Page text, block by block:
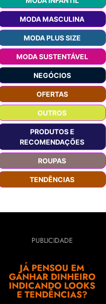
MODA MASCULINA
MODA PLUS SIZE
MODA SUSTENTÁVEL
NEGÓCIOS
OFERTAS
OUTROS
PRODUTOS E
RECOMENDAÇÕES
ROUPAS
TENDÊNCIAS
PUBLICIDADE
JÁ PENSOU EM
GANHAR DINHEIRO
INDICANDO LOOKS
E TENDÊNCIAS?